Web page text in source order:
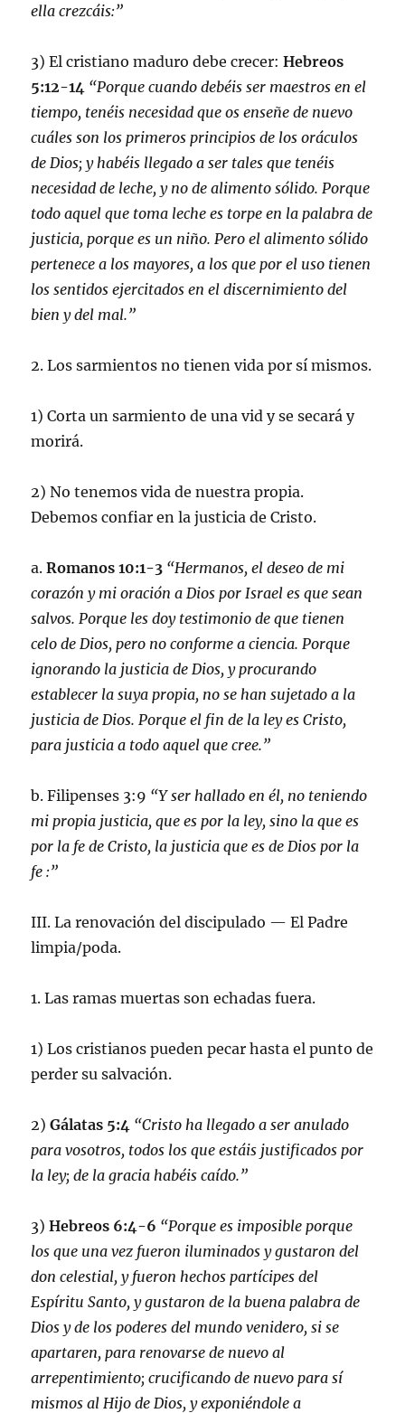
ella crezcáis:”
3) El cristiano maduro debe crecer:Hebreos
5:12-14 “Porque cuando debéis ser maestros en el
tiempo, tenéis necesidad que os enseñe de nuevo
cuáles son los primeros principios de los oráculos
de Dios; y habéis llegado a ser tales que tenéis
necesidad de leche, y no de alimento sólido. Porque
todo aquel que toma leche es torpe en la palabra de
justicia, porque es un niño. Pero el alimento sólido
pertenece a los mayores, a los que por el uso tienen
los sentidos ejercitados en el discernimiento del
bien y del mal.”
2. Los sarmientos no tienen vida por sí mismos.
1) Corta un sarmiento de una vid y se secará y
morirá.
2) No tenemos vida de nuestra propia.
Debemos confiar en la justicia de Cristo.
a.Romanos 10:1-3 “Hermanos, el deseo de mi
corazón y mi oración a Dios por Israel es que sean
salvos. Porque les doy testimonio de que tienen
celo de Dios, pero no conforme a ciencia. Porque
ignorando la justicia de Dios, y procurando
establecer la suya propia, no se han sujetado a la
justicia de Dios. Porque el fin de la ley es Cristo,
para justicia a todo aquel que cree.”
b. Filipenses 3:9 “Y ser hallado en él, no teniendo
mi propia justicia, que es por la ley, sino la que es
por la fe de Cristo, la justicia que es de Dios por la
fe :”
III. La renovación del discipulado — El Padre
limpia/poda.
1. Las ramas muertas son echadas fuera.
1) Los cristianos pueden pecar hasta el punto de
perder su salvación.
2)Gálatas 5:4 “Cristo ha llegado a ser anulado
para vosotros, todos los que estáis justificados por
la ley; de la gracia habéis caído.”
3)Hebreos 6:4-6 “Porque es imposible porque
los que una vez fueron iluminados y gustaron del
don celestial, y fueron hechos partícipes del
Espíritu Santo, y gustaron de la buena palabra de
Dios y de los poderes del mundo venidero, si se
apartaren, para renovarse de nuevo al
arrepentimiento; crucificando de nuevo para sí
mismos al Hijo de Dios, y exponiéndole a